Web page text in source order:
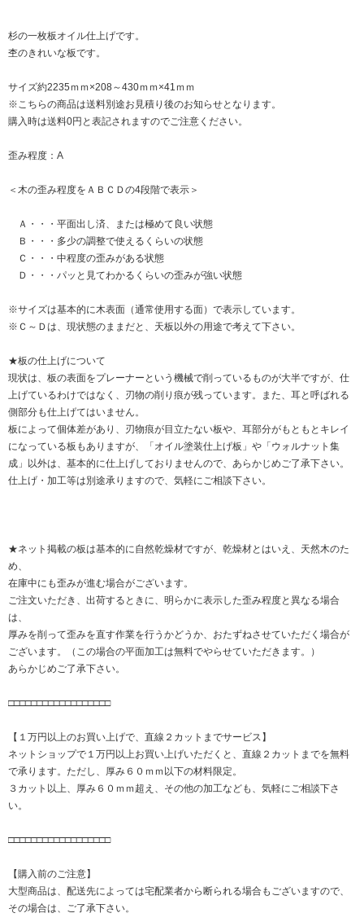
杉の一枚板オイル仕上げです。
杢のきれいな板です。
サイズ約2235ｍｍ×208～430ｍｍ×41ｍｍ
※こちらの商品は送料別途お見積り後のお知らせとなります。
購入時は送料0円と表記されますのでご注意ください。
歪み程度：A
＜木の歪み程度をＡＢＣＤの4段階で表示＞
Ａ・・・平面出し済、または極めて良い状態
Ｂ・・・多少の調整で使えるくらいの状態
Ｃ・・・中程度の歪みがある状態
Ｄ・・・パッと見てわかるくらいの歪みが強い状態
※サイズは基本的に木表面（通常使用する面）で表示しています。
※Ｃ～Ｄは、現状態のままだと、天板以外の用途で考えて下さい。
★板の仕上げについて
現状は、板の表面をプレーナーという機械で削っているものが大半ですが、仕
上げているわけではなく、刃物の削り痕が残っています。また、耳と呼ばれる
側部分も仕上げてはいません。
板によって個体差があり、刃物痕が目立たない板や、耳部分がもともとキレイ
になっている板もありますが、「オイル塗装仕上げ板」や「ウォルナット集
成」以外は、基本的に仕上げしておりませんので、あらかじめご了承下さい。
仕上げ・加工等は別途承りますので、気軽にご相談下さい。
★ネット掲載の板は基本的に自然乾燥材ですが、乾燥材とはいえ、天然木のた
め、
在庫中にも歪みが進む場合がございます。
ご注文いただき、出荷するときに、明らかに表示した歪み程度と異なる場合
は、
厚みを削って歪みを直す作業を行うかどうか、おたずねさせていただく場合が
ございます。（この場合の平面加工は無料でやらせていただきます。）
あらかじめご了承下さい。
□□□□□□□□□□□□□□□□□□
【１万円以上のお買い上げで、直線２カットまでサービス】
ネットショップで１万円以上お買い上げいただくと、直線２カットまでを無料
で承ります。ただし、厚み６０ｍｍ以下の材料限定。
３カット以上、厚み６０ｍｍ超え、その他の加工なども、気軽にご相談下さ
い。
□□□□□□□□□□□□□□□□□□
【購入前のご注意】
大型商品は、配送先によっては宅配業者から断られる場合もございますので、
その場合は、ご了承下さい。